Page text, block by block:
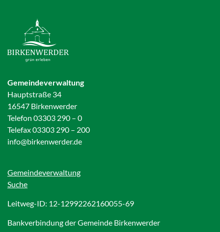
Gemeindeverwaltung
Hauptstraße 34
16547 Birkenwerder
Telefon 03303 290 – 0
Telefax 03303 290 – 200
info@birkenwerder.de
Gemeindeverwaltung
Suche
Leitweg-ID: 12-12992262160055-69
Bankverbindung der Gemeinde Birkenwerder